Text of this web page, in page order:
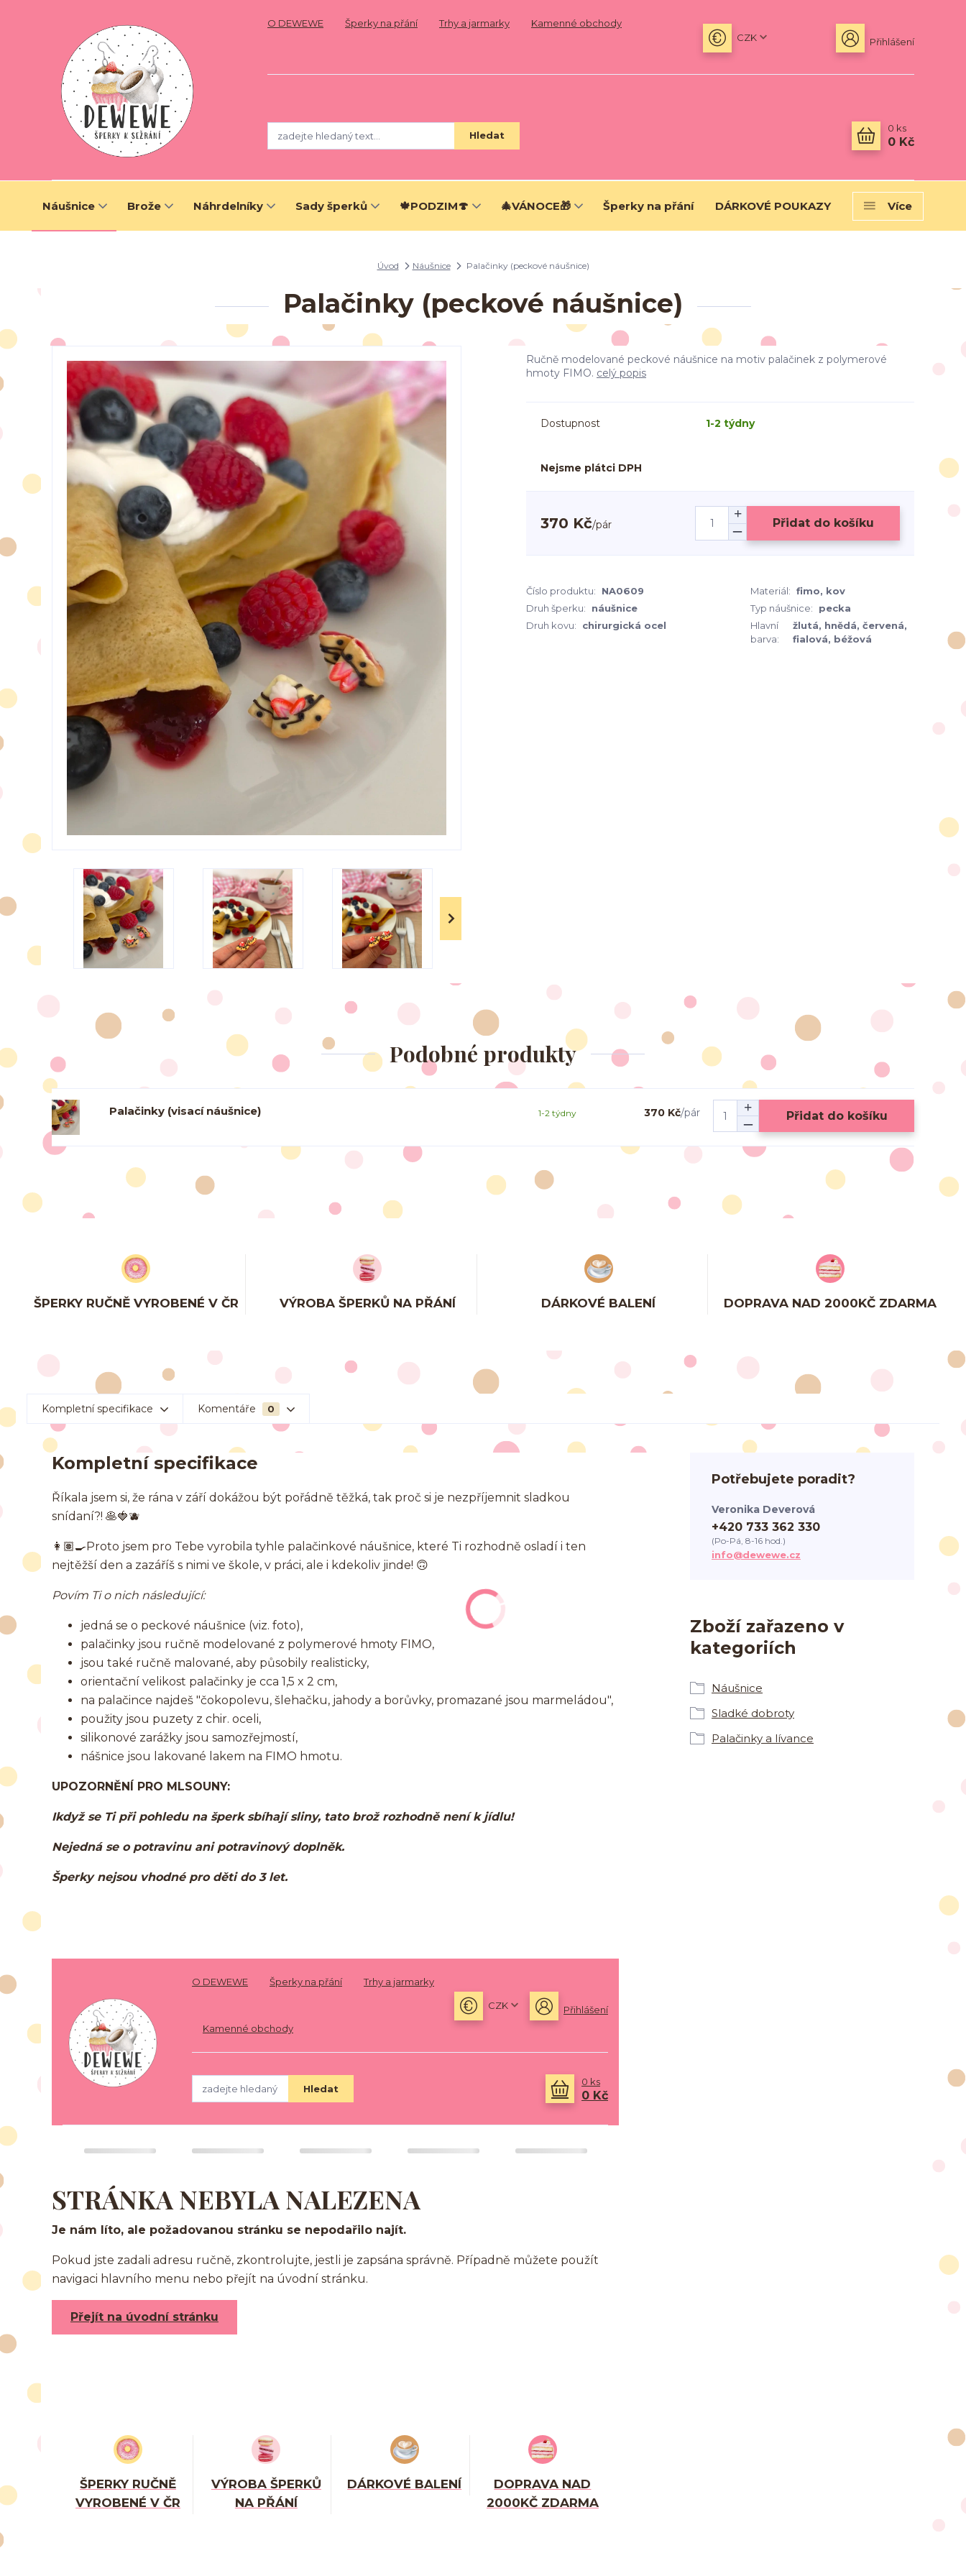
O DEWEWE Šperky na přání Trhy a jarmarky
Kamenné obchody
CZK
Přihlášení
Hledat
0 ks
0 Kč
Náušnice Brože Náhrdelníky Sady šperků 🍁PODZIM🍄 🎄VÁNOCE🎁 Šperky na přání DÁRKOVÉ POUKAZY Více
Úvod Náušnice Palačinky (peckové náušnice)
Palačinky (peckové náušnice)
Ručně modelované peckové náušnice na motiv palačinek z polymerové
hmoty FIMO. celý popis
Dostupnost 1-2 týdny
Nejsme plátci DPH
370 Kč/pár Přidat do košíku
Číslo produktu: NA0609 Materiál: fimo, kov
Druh šperku:
náušnice Typ náušnice:
pecka
Druh kovu:
chirurgická ocel
Hlavní
barva:
žlutá, hnědá, červená,
fialová, béžová
Podobné produkty
Palačinky (visací náušnice) 370 Kč/pár
1-2 týdny Přidat do košíku
ŠPERKY RUČNĚ VYROBENÉ V ČR VÝROBA ŠPERKŮ NA PŘÁNÍ DÁRKOVÉ BALENÍ DOPRAVA NAD 2000KČ ZDARMA
Kompletní specifikace Komentáře 0
Kompletní specifikace
Říkala jsem si, že rána v září dokážou být pořádně těžká, tak proč si je nezpříjemnit sladkou
snídaní?! 🥞🍓🫐
👩🏽‍🍳Proto jsem pro Tebe vyrobila tyhle palačinkové náušnice, které Ti rozhodně osladí i ten
nejtěžší den a zazáříš s nimi ve škole, v práci, ale i kdekoliv jinde! 🙃
Povím Ti o nich následující:
jedná se o peckové náušnice (viz. foto),
palačinky jsou ručně modelované z polymerové hmoty FIMO,
jsou také ručně malované, aby působily realisticky,
orientační velikost palačinky je cca 1,5 x 2 cm,
na palačince najdeš "čokopolevu, šlehačku, jahody a borůvky, promazané jsou marmeládou",
použity jsou puzety z chir. oceli,
silikonové zarážky jsou samozřejmostí,
nášnice jsou lakované lakem na FIMO hmotu.
UPOZORNĚNÍ PRO MLSOUNY:
Ikdyž se Ti při pohledu na šperk sbíhají sliny, tato brož rozhodně není k jídlu!
Nejedná se o potravinu ani potravinový doplněk.
Šperky nejsou vhodné pro děti do 3 let.
O DEWEWE Šperky na přání Trhy a jarmarky
Kamenné obchody
CZK Přihlášení
Hledat
0 ks
0 Kč
STRÁNKA NEBYLA NALEZENA
Je nám líto, ale požadovanou stránku se nepodařilo najít.
Pokud jste zadali adresu ručně, zkontrolujte, jestli je zapsána správně. Případně můžete použít
navigaci hlavního menu nebo přejít na úvodní stránku.
Přejít na úvodní stránku
ŠPERKY RUČNĚ
VYROBENÉ V ČR
VÝROBA ŠPERKŮ
NA PŘÁNÍ
DÁRKOVÉ BALENÍ
DOPRAVA NAD
2000KČ ZDARMA
Zboží zařazeno v
kategoriích
Náušnice
Sladké dobroty
Palačinky a lívance
Potřebujete poradit?
Veronika Deverová
+420 733 362 330
(Po-Pá, 8-16 hod.)
info@dewewe.cz